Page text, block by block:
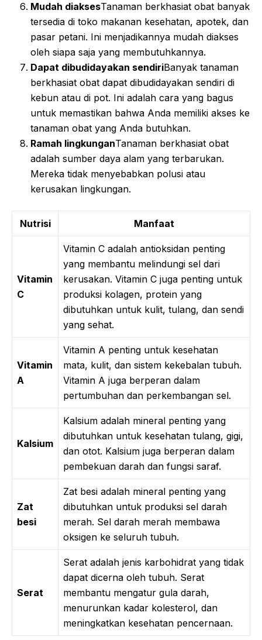
Mudah diaksesTanaman berkhasiat obat banyak
tersedia di toko makanan kesehatan, apotek, dan
pasar petani. Ini menjadikannya mudah diakses
oleh siapa saja yang membutuhkannya.
Dapat dibudidayakan sendiriBanyak tanaman
berkhasiat obat dapat dibudidayakan sendiri di
kebun atau di pot. Ini adalah cara yang bagus
untuk memastikan bahwa Anda memiliki akses ke
tanaman obat yang Anda butuhkan.
Ramah lingkunganTanaman berkhasiat obat
adalah sumber daya alam yang terbarukan.
Mereka tidak menyebabkan polusi atau
kerusakan lingkungan.
Nutrisi Manfaat
Vitamin
C
Vitamin C adalah antioksidan penting
yang membantu melindungi sel dari
kerusakan. Vitamin C juga penting untuk
produksi kolagen, protein yang
dibutuhkan untuk kulit, tulang, dan sendi
yang sehat.
Vitamin
A
Vitamin A penting untuk kesehatan
mata, kulit, dan sistem kekebalan tubuh.
Vitamin A juga berperan dalam
pertumbuhan dan perkembangan sel.
Kalsium
Kalsium adalah mineral penting yang
dibutuhkan untuk kesehatan tulang, gigi,
dan otot. Kalsium juga berperan dalam
pembekuan darah dan fungsi saraf.
Zat
besi
Zat besi adalah mineral penting yang
dibutuhkan untuk produksi sel darah
merah. Sel darah merah membawa
oksigen ke seluruh tubuh.
Serat
Serat adalah jenis karbohidrat yang tidak
dapat dicerna oleh tubuh. Serat
membantu mengatur gula darah,
menurunkan kadar kolesterol, dan
meningkatkan kesehatan pencernaan.